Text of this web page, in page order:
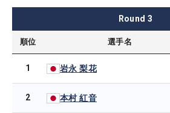
Round 3
順位 選手名
1 岩永 梨花
2 本村 紅音